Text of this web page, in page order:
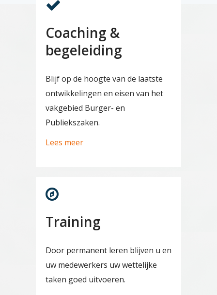
Coaching &
begeleiding
Blijf op de hoogte van de laatste
ontwikkelingen en eisen van het
vakgebied Burger- en
Publiekszaken.
Lees meer
Training
Door permanent leren blijven u en
uw medewerkers uw wettelijke
taken goed uitvoeren.